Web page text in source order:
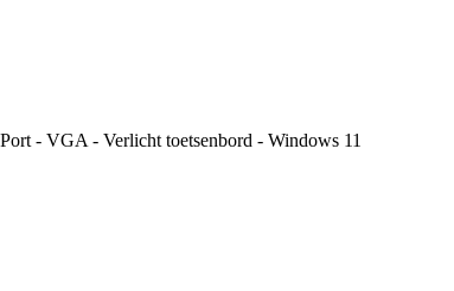
- VGA - Verlicht toetsenbord - Windows 11